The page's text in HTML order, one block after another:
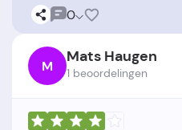
0
M Mats Haugen
1 beoordelingen